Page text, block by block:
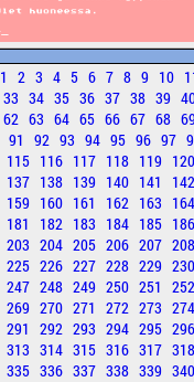
1 2 3 4 5 6 7 8 9 10
33 34 35 36 37 38 39
62 63 64 65 66 67 68
91 92 93 94 95 96 97
115 116 117 118 119
137 138 139 140 141
159 160 161 162 163
181
182 183 184 185
203 204 205 206 207
225 226 227 228 229
247 248 249 250 251
269 270 271 272 273
291 292 293 294 295
313 314 315 316 317
335 336 337 338 339